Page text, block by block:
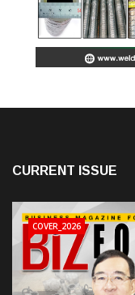
CURRENT ISSUE
COVER_2026